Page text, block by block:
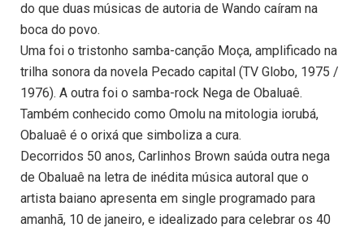
do que duas músicas de autoria de Wando caíram na
boca do povo.
Uma foi o tristonho samba-canção Moça, amplificado na
trilha sonora da novela Pecado capital (TV Globo, 1975 /
1976). A outra foi o samba-rock Nega de Obaluaê.
Também conhecido como Omolu na mitologia iorubá,
Obaluaê é o orixá que simboliza a cura.
Decorridos 50 anos, Carlinhos Brown saúda outra nega
de Obaluaê na letra de inédita música autoral que o
artista baiano apresenta em single programado para
amanhã, 10 de janeiro, e idealizado para celebrar os 40